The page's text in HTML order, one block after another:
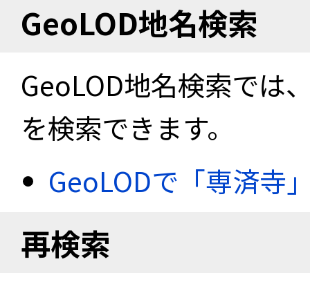
GeoLOD地名検索
GeoLOD地名検索では
を検索できます。
GeoLODで「専済寺
再検索